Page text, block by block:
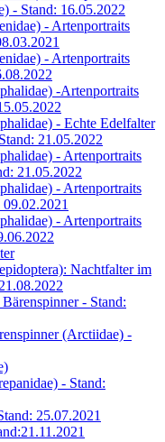
- Stand: 16.05.2022
- Artenportraits
- Artenportraits
-Artenportraits
- Echte Edelfalter
21.05.2022
- Artenportraits
21.05.2022
- Artenportraits
- Artenportraits
Nachtfalter im
- Stand:
(Arctiidae) -
- Stand:
25.07.2021